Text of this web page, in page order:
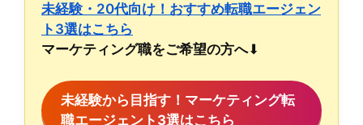
未経験・20代向け！おすすめ転職エージェン
ト3選はこちら
マーケティング職をご希望の方へ
未経験から目指す！マーケティング転
職エージェント3選はこちら